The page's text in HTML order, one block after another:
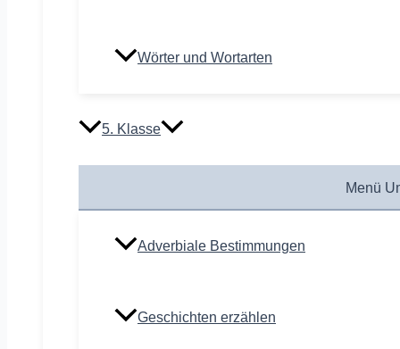
Wörter und Wortarten
5. Klasse
Menü
Adverbiale Bestimmungen
Geschichten erzählen